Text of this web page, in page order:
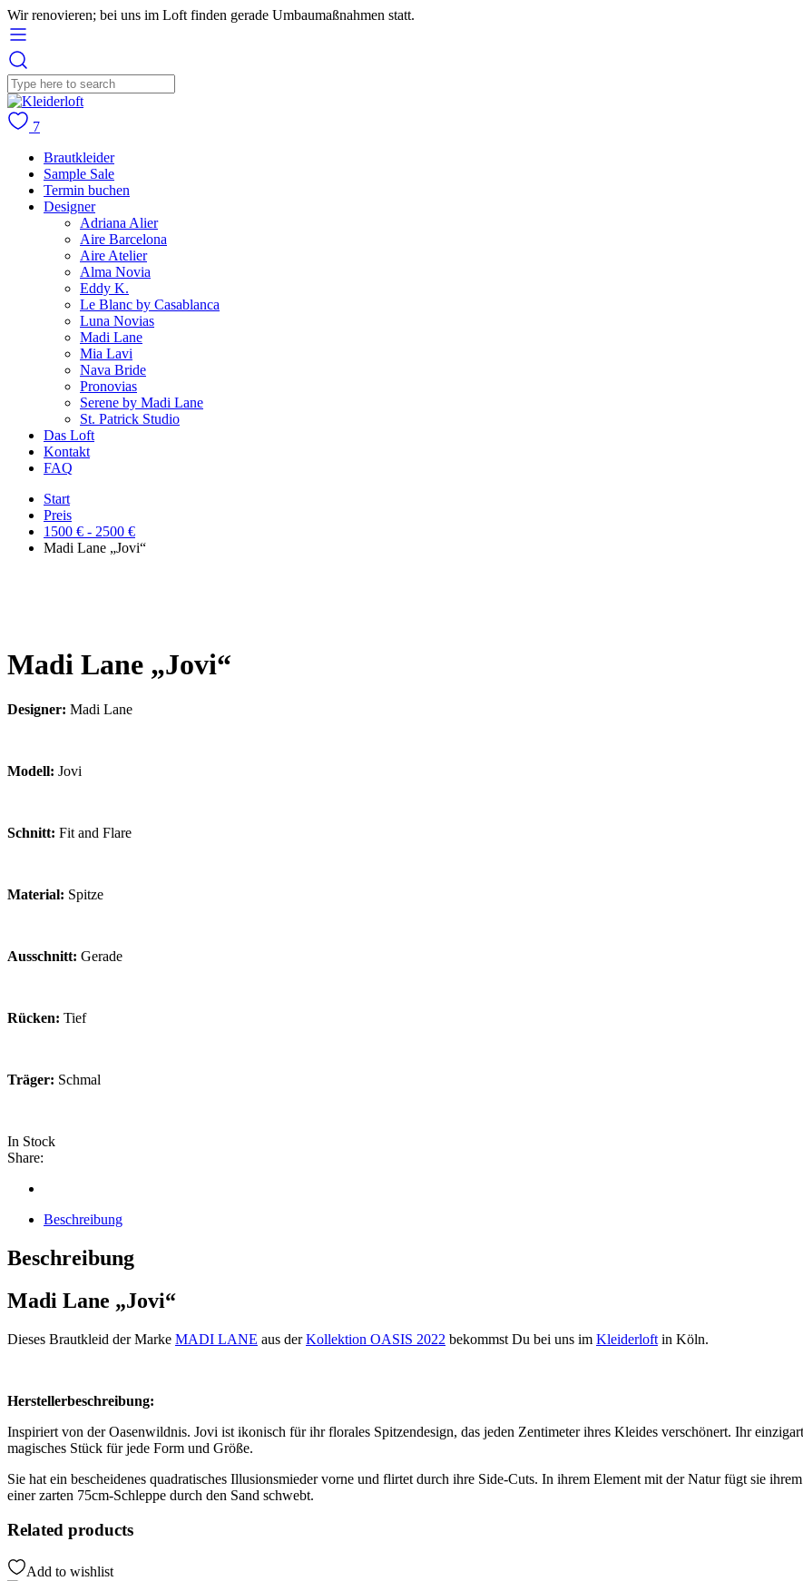
Wir renovieren; bei uns im Loft finden gerade Umbaumaßnahmen statt.
7
Brautkleider
Sample Sale
Termin buchen
Designer
Adriana Alier
Aire Barcelona
Aire Atelier
Alma Novia
Eddy K.
Le Blanc by Casablanca
Luna Novias
Madi Lane
Mia Lavi
Nava Bride
Pronovias
Serene by Madi Lane
St. Patrick Studio
Das Loft
Kontakt
FAQ
Start
Preis
1500 € - 2500 €
Madi Lane „Jovi“
Madi Lane „Jovi“
Designer: Madi Lane
Modell: Jovi
Schnitt: Fit and Flare
Material: Spitze
Ausschnitt: Gerade
Rücken: Tief
Träger: Schmal
In Stock
Share:
Beschreibung
Beschreibung
Madi Lane „Jovi“
Dieses Brautkleid der Marke MADI LANE aus derKollektion OASIS 2022 bekommst Du bei uns im Kleiderloft in Köln.
Herstellerbeschreibung:
Inspiriert von der Oasenwildnis. Jovi ist ikonisch für ihr florales Spitzendesign, das jeden Zentimeter ihres Kleides verschönert. Ihr
magisches Stück für jede Form und Größe.
Sie hat ein bescheidenes quadratisches Illusionsmieder vorne und flirtet durch ihre Side-Cuts. In ihrem Element mit der Natur fügt sie
einer zarten 75cm-Schleppe durch den Sand schwebt.
Related products
Add to wishlist